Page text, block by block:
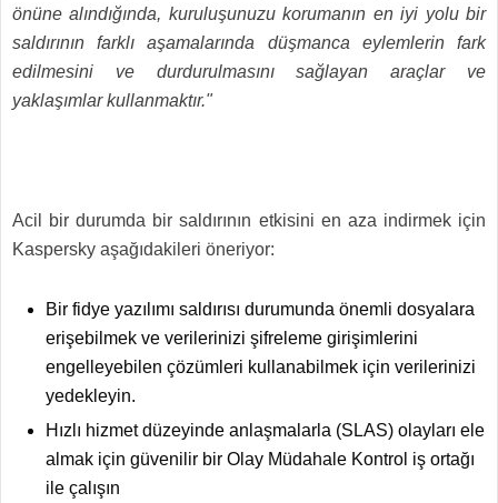
önüne alındığında, kuruluşunuzu korumanın en iyi yolu bir
saldırının farklı aşamalarında düşmanca eylemlerin fark
edilmesini ve durdurulmasını sağlayan araçlar ve
yaklaşımlar kullanmaktır."
Acil bir durumda bir saldırının etkisini en aza indirmek için
Kaspersky aşağıdakileri öneriyor:
Bir fidye yazılımı saldırısı durumunda önemli dosyalara
erişebilmek ve verilerinizi şifreleme girişimlerini
engelleyebilen çözümleri kullanabilmek için verilerinizi
yedekleyin.
Hızlı hizmet düzeyinde anlaşmalarla (SLAS) olayları ele
almak için güvenilir bir Olay Müdahale Kontrol iş ortağı
ile çalışın